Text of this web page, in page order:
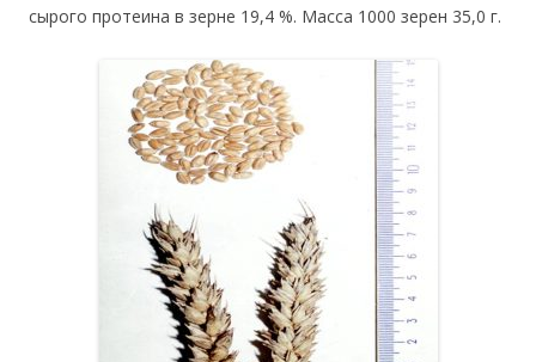
сырого протеина в зерне 19,4 %. Масса 1000 зерен 35,0 г.